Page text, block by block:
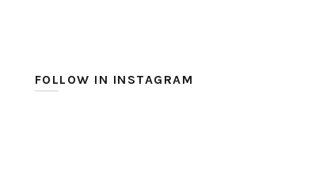
FOLLOW IN INSTAGRAM